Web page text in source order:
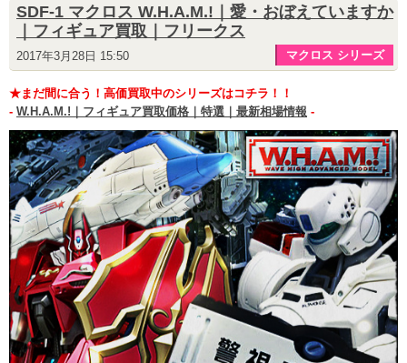
SDF-1 マクロス W.H.A.M.!｜愛・おぼえていますか
｜フィギュア買取｜フリークス
2017年3月28日 15:50 マクロス シリーズ
★まだ間に合う！高価買取中のシリーズはコチラ！！
- W.H.A.M.!｜フィギュア買取価格｜特選｜最新相場情報 -